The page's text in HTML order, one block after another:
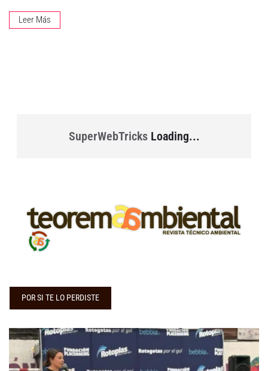
Leer Más
SuperWebTricksLoading...
POR SI TE LO PERDISTE